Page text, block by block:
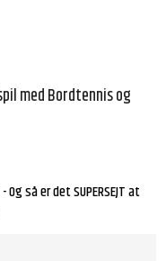
med Bordtennis og
så er det SUPERSEJT at